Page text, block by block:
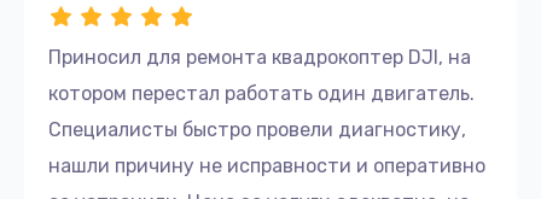
Приносил для ремонта квадрокоптер DJI, на
котором перестал работать один двигатель.
Специалисты быстро провели диагностику,
нашли причину не исправности и оперативно